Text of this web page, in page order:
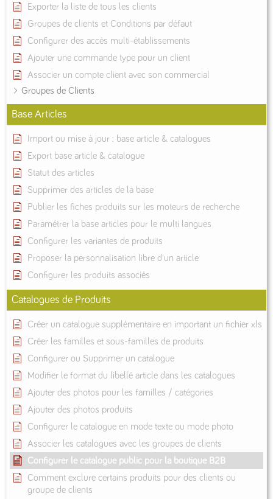
Exporter la liste de tous les clients
Groupes de clients et Conditions par défaut
Configurer des accès multi-établissements
Ajouter une commande type pour un client
Associer un compte client avec son commercial
Groupes de Clients
Base Articles
Import ou mise à jour : base article & catalogues
Export base article & catalogue
Statut des articles
Supprimer des articles de la base
Publier les fiches produits sur les moteurs de recherche
Paramétrer la base articles pour le multi langues
Configurer les variantes de produits
Proposer la personnalisation libre d'un article
Configurer les produits associés
Catalogues de Produits
Créer un catalogue supplémentaire en important un fichier xls
Créer les familles et sous-familles de produits
Configurer ou Supprimer un catalogue
Modifier le format du libellé article dans les catalogues
Ajouter des photos pour les familles / catégories
Ajouter des photos produits
Configurer le catalogue en mode texte ou mode photo
Associer les catalogues avec les groupes de clients
Configurer le catalogue public pour la boutique B2B
Comment exclure certains produits pour des clients ou
groupe de clients